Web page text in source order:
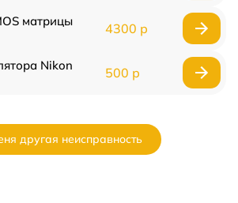
матрицы
4300 р
Nikon
500 р
другая неисправность